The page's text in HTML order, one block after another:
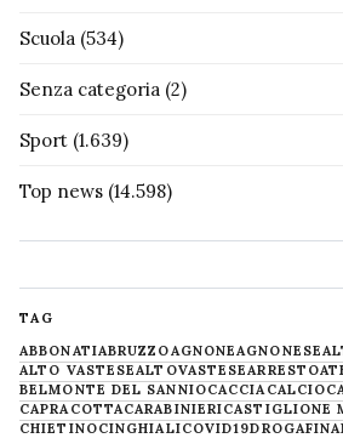
Scuola (534)
Senza categoria (2)
Sport (1.639)
Top news (14.598)
TAG
ABBONATIABRUZZOAGNONEAGNONESE
ALTO VASTESEALTOVASTESEARRESTO
BELMONTE DEL SANNIOCACCIACALCIO
CAPRACOTTACARABINIERICASTIGLIONE
CHIETINOCINGHIALICOVID19DROGA